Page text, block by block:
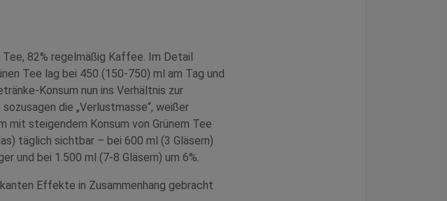
Tee, 82% regelmäßig Kaffee. Im Detail
Tee lag bei 450 (150-750) ml am Tag und
Konsum nun ins Verhältnis zur
die „Verlustmasse“, weißer
mit steigendem Konsum von Grünem Tee
täglich sichtbar – bei 600 ml (3 Gläsern)
und bei 1.500 ml (7-8 Gläsern) um 6%.
Effekte in Zusammenhang gebracht